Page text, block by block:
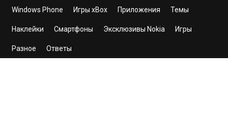
Windows Phone Игры xBox Приложения Темы
Наклейки Смартфоны Эксклюзивы Nokia Игры
Разное Ответы